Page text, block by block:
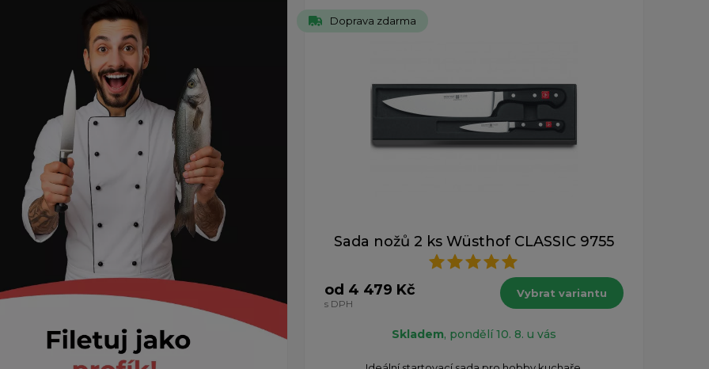
Doprava zdarma
Sada nožů 2 ks Wüsthof CLASSIC 9755
od 4 479 Kč
s DPH
Vybrat variantu
Skladem, pondělí 10. 8. u vás